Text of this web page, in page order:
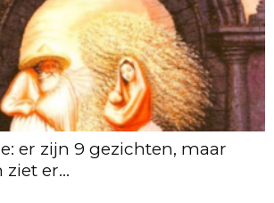
er zijn 9 gezichten, maar
er...